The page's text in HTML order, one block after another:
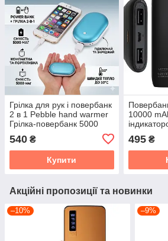
Грілка для рук і повербанк
2 в 1 Pebble hand warmer
Грілка-повербанк 5000
підігрівом
540 ₴
Купити
10000
495₴
Акційні пропозиції та новинки
–10% –9%